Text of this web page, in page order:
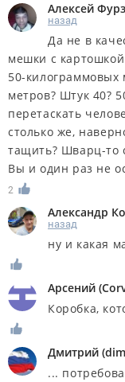
Алексей
назад
Да не в
мешки с
50-килограммовых
метров? Штук 40?
перетаскать
столько же,
тащить? Шварц-то
Вы и один раз не
2
Александр
назад
ну и какая
Арсений (
Коробка,
Дмитрий (
...